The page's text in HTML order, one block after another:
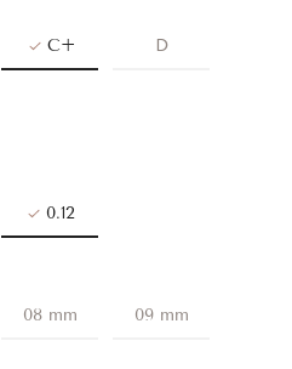
C+ D
0.12
08 mm 09 mm